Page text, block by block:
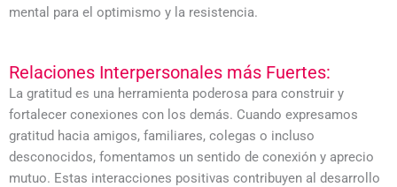
mental para el optimismo y la resistencia.
Relaciones Interpersonales más Fuertes:
La gratitud es una herramienta poderosa para construir y
fortalecer conexiones con los demás. Cuando expresamos
gratitud hacia amigos, familiares, colegas o incluso
desconocidos, fomentamos un sentido de conexión y aprecio
mutuo. Estas interacciones positivas contribuyen al desarrollo